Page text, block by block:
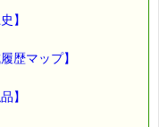
】
歴マップ】
】